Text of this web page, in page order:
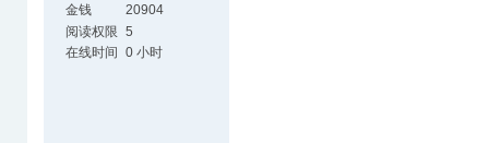
金钱
20904
阅读权限 5
在线时间 0 小时